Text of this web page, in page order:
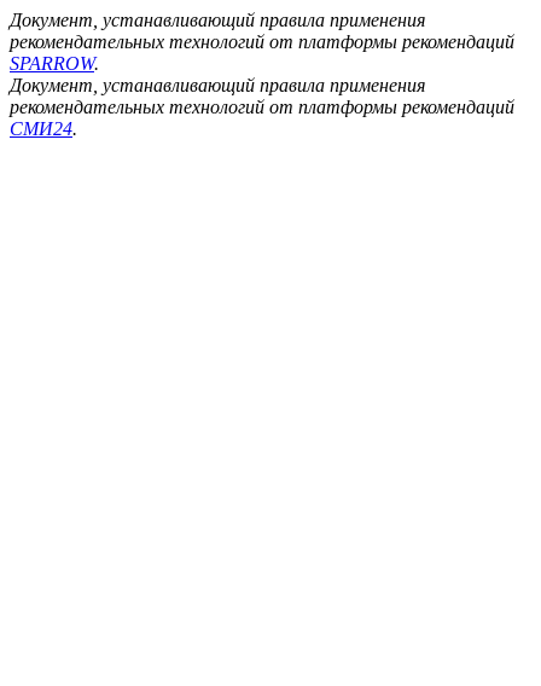
Документ, устанавливающий правила применения
рекомендательных технологий от платформы рекомендаций
SPARROW.
Документ, устанавливающий правила применения
рекомендательных технологий от платформы рекомендаций
СМИ24.